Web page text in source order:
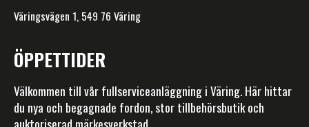
Väringsvägen 1, 549 76 Väring
ÖPPETTIDER
Välkommen till vår fullserviceanläggning i Väring. Här hittar
du nya och begagnade fordon, stor tillbehörsbutik och